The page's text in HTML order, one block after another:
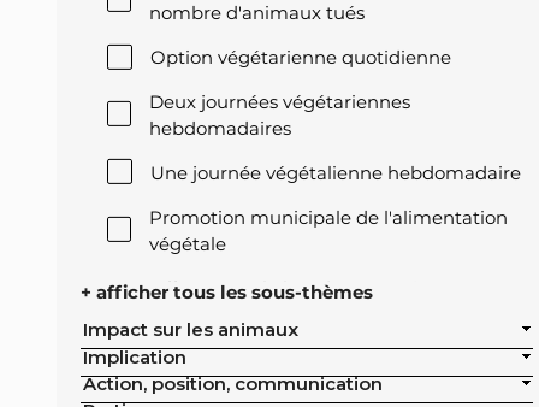
nombre d'animaux tués
Option végétarienne quotidienne
Deux journées végétariennes
hebdomadaires
Une journée végétalienne hebdomadaire
Promotion municipale de l'alimentation
végétale
Offre végétale lors des réceptions
Exclusion de l'élevage intensif des achats
publics de la ville
+ afficher tous les sous-thèmes
Impact sur les animaux
Implication
Action, position, communication